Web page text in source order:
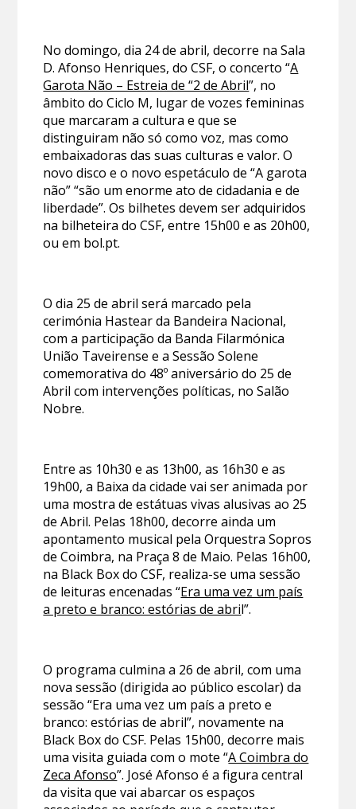
No domingo, dia 24 de abril, decorre na Sala
D. Afonso Henriques, do CSF, o concerto “A
Garota Não – Estreia de “2 de Abril”, no
âmbito do Ciclo M, lugar de vozes femininas
que marcaram a cultura e que se
distinguiram não só como voz, mas como
embaixadoras das suas culturas e valor. O
novo disco e o novo espetáculo de “A garota
não” “são um enorme ato de cidadania e de
liberdade”. Os bilhetes devem ser adquiridos
na bilheteira do CSF, entre 15h00 e as 20h00,
ou em bol.pt.
O dia 25 de abril será marcado pela
cerimónia Hastear da Bandeira Nacional,
com a participação da Banda Filarmónica
União Taveirense e a Sessão Solene
comemorativa do 48º aniversário do 25 de
Abril com intervenções políticas, no Salão
Nobre.
Entre as 10h30 e as 13h00, as 16h30 e as
19h00, a Baixa da cidade vai ser animada por
uma mostra de estátuas vivas alusivas ao 25
de Abril. Pelas 18h00, decorre ainda um
apontamento musical pela Orquestra Sopros
de Coimbra, na Praça 8 de Maio. Pelas 16h00,
na Black Box do CSF, realiza-se uma sessão
de leituras encenadas “Era uma vez um país
a preto e branco: estórias de abril”.
O programa culmina a 26 de abril, com uma
nova sessão (dirigida ao público escolar) da
sessão “Era uma vez um país a preto e
branco: estórias de abril”, novamente na
Black Box do CSF. Pelas 15h00, decorre mais
uma visita guiada com o mote “A Coimbra do
Zeca Afonso”. José Afonso é a figura central
da visita que vai abarcar os espaços